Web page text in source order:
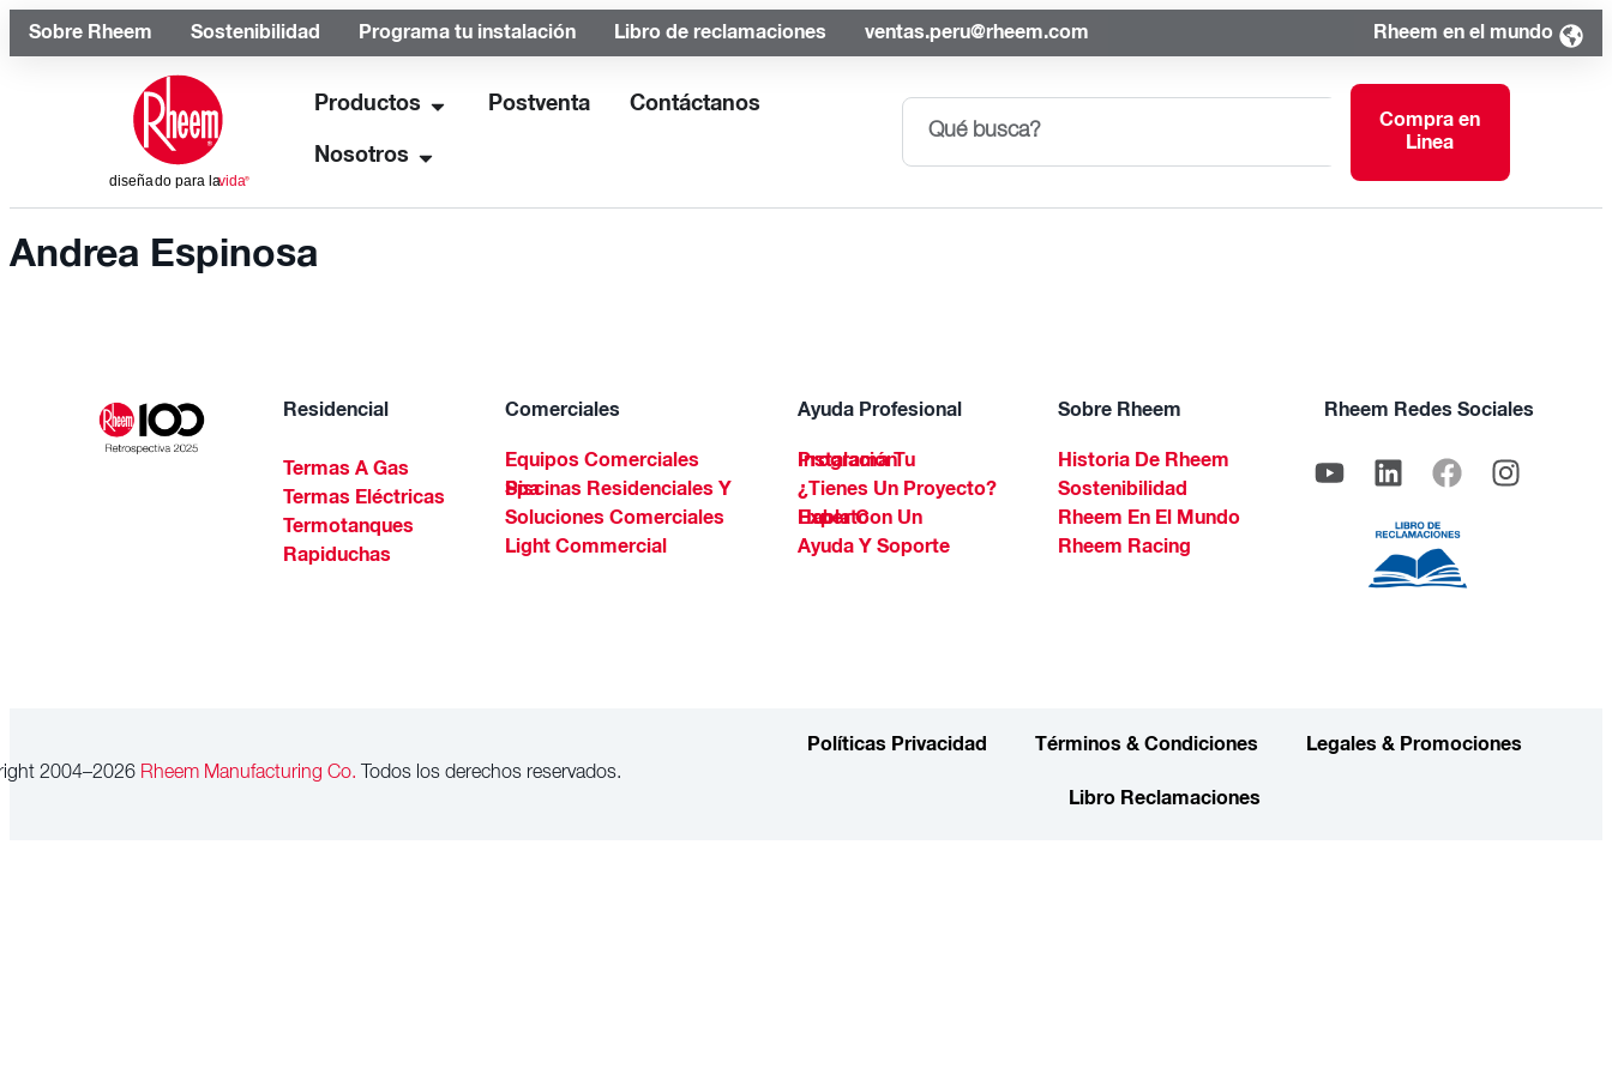
Sobre Rheem Sostenibilidad Programa tu instalación Libro de reclamaciones ventas.peru@rheem.com Rheem en el mundo
Productos Postventa Contáctanos
Nosotros
Compra en
Linea
Andrea Espinosa
Residencial
Termas A Gas
Termas Eléctricas
Termotanques
Rapiduchas
Comerciales
Equipos Comerciales
Piscinas Residenciales Y Spa
Soluciones Comerciales
Light Commercial
Ayuda Profesional
Programa Tu Instalación
¿Tienes Un Proyecto?
Habla Con Un Experto
Ayuda Y Soporte
Sobre Rheem
Historia De Rheem
Sostenibilidad
Rheem En El Mundo
Rheem Racing
Rheem Redes Sociales
2004–2026Rheem Manufacturing Co. Todos los derechos reservados.
Políticas Privacidad Términos & Condiciones Legales & Promociones
Libro Reclamaciones